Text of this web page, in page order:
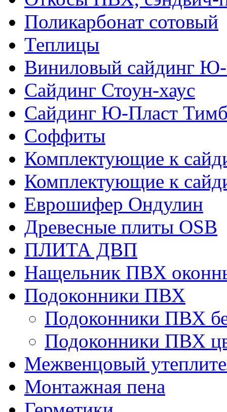
Поликарбонат сотовый
Теплицы
Виниловый сайдинг Ю-
Сайдинг Стоун-хаус
Сайдинг Ю-Пласт
Соффиты
Комплектующие к
Комплектующие к
Еврошифер Ондулин
Древесные плиты OSB
ПЛИТА ДВП
Нащельник ПВХ
Подоконники ПВХ
Подоконники ПВХ
Подоконники ПВХ
Межвенцовый
Монтажная пена